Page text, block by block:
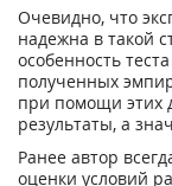
Очевидно, что
надежна в такой
особенность
полученных
при помощи этих
результаты, а
Ранее автор
оценки условий